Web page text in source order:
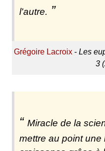
l'autre.
Grégoire Lacroix- Les
3
Miracle de la
mettre au point une